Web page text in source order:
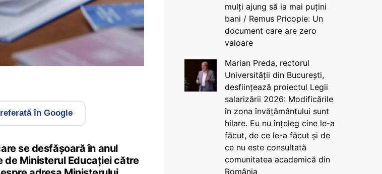
în Google
se desfășoară în anul
Ministerul Educației către
mulți ajung să ia mai puțini
bani / Remus Pricopie: Un
document care are zero
valoare
Marian Preda, rectorul
Universității din București,
desființează proiectul Legii
salarizării 2026: Modificările
în zona învățământului sunt
hilare. Eu nu înțeleg cine le-a
făcut, de ce le-a făcut și de
ce nu este consultată
comunitatea academică din
România